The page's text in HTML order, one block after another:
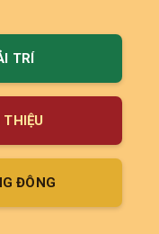
TRÍ
ĐÔNG